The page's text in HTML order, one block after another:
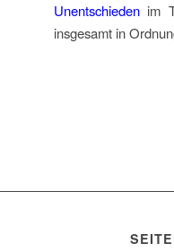
Unentschieden im
insgesamt in